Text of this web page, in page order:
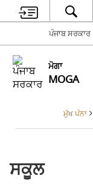
ਪੰਜਾਬ ਸਰਕਾਰ
ਮੋਗਾ
MOGA
ਮੁੱਖ ਪੰਨਾ
ਸਕੂਲ